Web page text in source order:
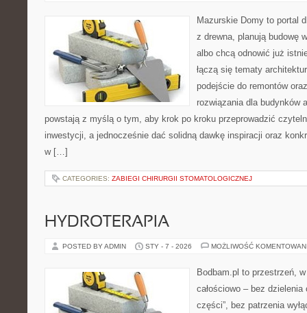
Mazurskie Domy to portal
z drewna, planują budowę
albo chcą odnowić już
łączą się tematy
podejście do remontów
rozwiązania dla budynków
powstają z myślą o tym, aby krok po kroku przeprowadzić
inwestycji, a jednocześnie dać solidną dawkę inspiracji oraz
w […]
CATEGORIES: ZABIEGI CHIRURGII STOMATOLOGICZNEJ
HYDROTERAPIA
POSTED BY ADMIN STY - 7 - 2026 MOŻLIWOŚĆ
Bodbam.pl to przestrzeń,
całościowo – bez dzielenia
części”, bez patrzenia